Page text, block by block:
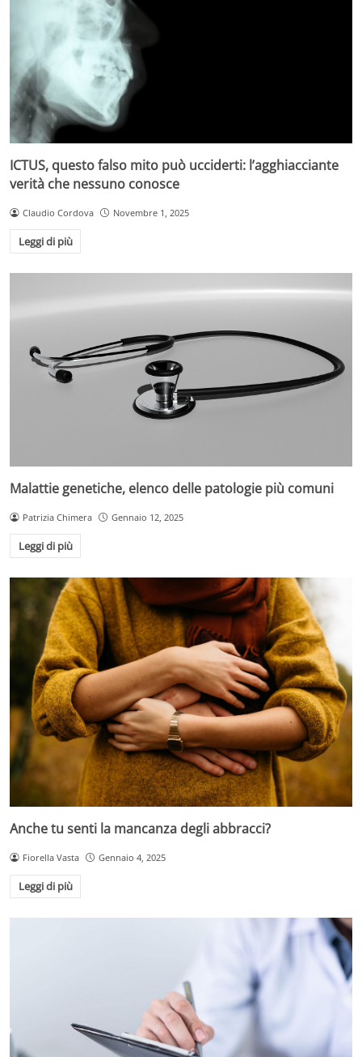
ICTUS, questo falso mito può ucciderti: l’agghiacciante
verità che nessuno conosce
Claudio Cordova Novembre 1, 2025
Leggi di più
Malattie genetiche, elenco delle patologie più comuni
Patrizia Chimera Gennaio 12, 2025
Leggi di più
Anche tu senti la mancanza degli abbracci?
Fiorella Vasta Gennaio 4, 2025
Leggi di più